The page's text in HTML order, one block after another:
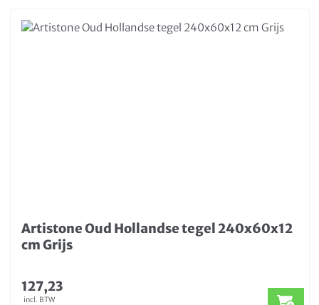
Artistone Oud Hollandse tegel 240x60x12
cm Grijs
127,23
incl. BTW